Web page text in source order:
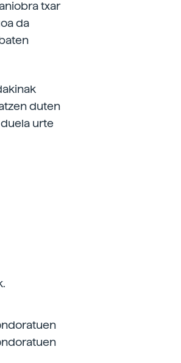
txar
da
duten
urte